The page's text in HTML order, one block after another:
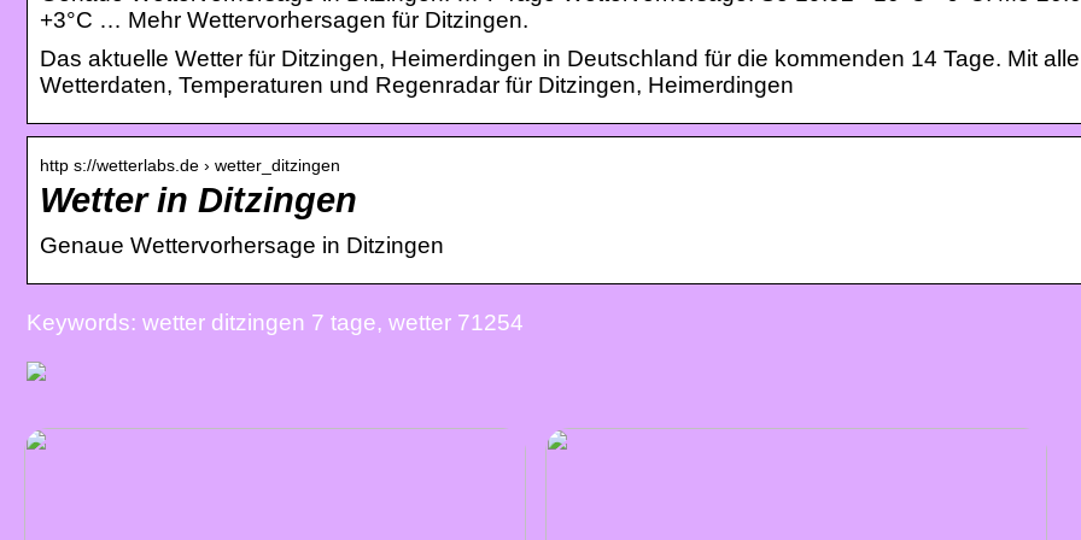
+3°C … Mehr Wettervorhersagen für Ditzingen.
Das aktuelle Wetter für Ditzingen, Heimerdingen in Deutschland für die kommenden 14 Tage. Mit
Wetterdaten, Temperaturen und Regenradar für Ditzingen, Heimerdingen
http s://wetterlabs.de › wetter_ditzingen
Wetter in Ditzingen
Genaue Wettervorhersage in Ditzingen
Keywords: wetter ditzingen 7 tage, wetter 71254